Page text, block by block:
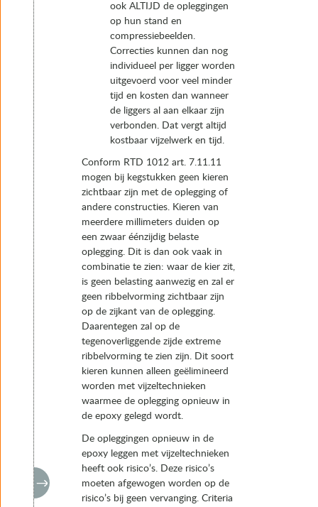
ook ALTIJD de opleggingen
op hun stand en
compressiebeelden.
Correcties kunnen dan nog
individueel per ligger worden
uitgevoerd voor veel minder
tijd en kosten dan wanneer
de liggers al aan elkaar zijn
verbonden. Dat vergt altijd
kostbaar vijzelwerk en tijd.
Conform RTD 1012 art. 7.11.11
mogen bij kegstukken geen kieren
zichtbaar zijn met de oplegging of
andere constructies. Kieren van
meerdere millimeters duiden op
een zwaar éénzijdig belaste
oplegging. Dit is dan ook vaak in
combinatie te zien: waar de kier zit,
is geen belasting aanwezig en zal er
geen ribbelvorming zichtbaar zijn
op de zijkant van de oplegging.
Daarentegen zal op de
tegenoverliggende zijde extreme
ribbelvorming te zien zijn. Dit soort
kieren kunnen alleen geëlimineerd
worden met vijzeltechnieken
waarmee de oplegging opnieuw in
de epoxy gelegd wordt.
De opleggingen opnieuw in de
epoxy leggen met vijzeltechnieken
heeft ook risico’s. Deze risico’s
moeten afgewogen worden op de
risico’s bij geen vervanging. Criteria